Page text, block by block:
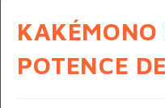
KAKÉMONO
POTENCE